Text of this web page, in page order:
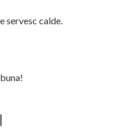
servesc calde.